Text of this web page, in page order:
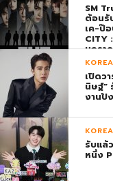
SM
ต้อนรั
เค-ป๊อ
CITY
มกรา
ตอบรั
ทุกที่นั่
KOREA
เปิดว
นิษฐ์”
งานปั
KOREA
รับแล้
หนึ่ง